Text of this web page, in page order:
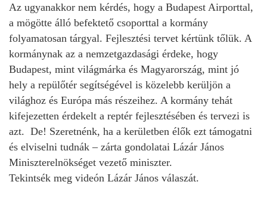
Az ugyanakkor nem kérdés, hogy a Budapest Airporttal,
a mögötte álló befektető csoporttal a kormány
folyamatosan tárgyal. Fejlesztési tervet kértünk tőlük. A
kormánynak az a nemzetgazdasági érdeke, hogy
Budapest, mint világmárka és Magyarország, mint jó
hely a repülőtér segítségével is közelebb kerüljön a
világhoz és Európa más részeihez. A kormány tehát
kifejezetten érdekelt a reptér fejlesztésében és tervezi is
azt. De! Szeretnénk, ha a kerületben élők ezt támogatni
és elviselni tudnák – zárta gondolatai Lázár János
Miniszterelnökséget vezető miniszter.
Tekintsék meg videón Lázár János válaszát.